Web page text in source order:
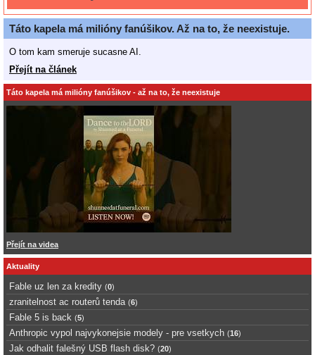
Táto kapela má milióny fanúšikov. Až na to, že neexistuje.
O tom kam smeruje sucasne AI.
Přejít na článek
Táto kapela má milióny fanúšikov - až na to, že neexistuje
Přejít na videa
Aktuality
Fable uz len za kredity (0)
zranitelnost ac routerů tenda (6)
Fable 5 is back (5)
Anthropic vypol najvykonejsie modely - pre vsetkych (16)
Jak odhalit falešný USB flash disk? (20)